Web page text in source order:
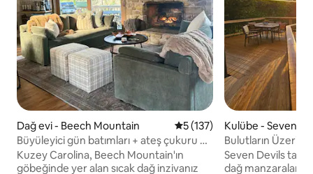
Dağ evi - Beech Mountain 5 üzerinden ortalama 5
5 (137)
Büyüleyici gün batımları + ateş çukuru +
2 ebeveyn banyosu
Kuzey Carolina, Beech Mountain'ın
göbeğinde yer alan sıcak dağ inzivanız
Kulübe - Seven
Bulutların
Sonsuz
Seven Devils tatil
dağ